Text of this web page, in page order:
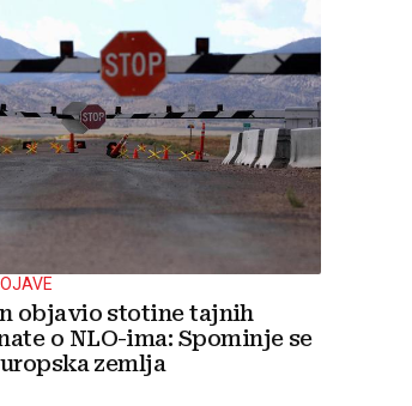
objavio stotine tajnih
o NLO-ima: Spominje se
zemlja